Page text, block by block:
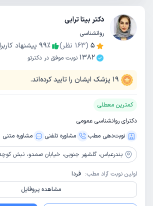
دکتر بیتا ترابی
روانشناسی
5
(
163 نظر) 99٪
پیشنهاد
1382 نوبت موفق در دکترتو
19 پزشک ایشان را تایید کرده‌اند.
کمترین معطلی
دکترای روانشناسی عمومی
نوبت‌دهی مطب
مشاوره‌ تلفنی مشاوره‌ متنی
بندرعباس،گلشهر جنوبی، خیابان صمدو، نبش کوچه والفجر 9، ساختمان گاندی،
اولین نوبت آزاد مطب: فردا
مشاهده پروفایل